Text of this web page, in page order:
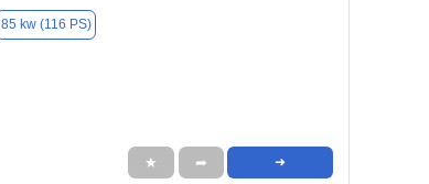
85 kw (116 PS)
★ ➦ ➜